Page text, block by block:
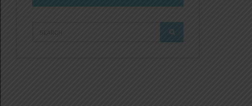
FOR:
SEARCH